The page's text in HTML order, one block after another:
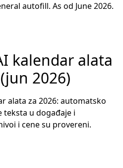
autofill. As od June 2026.
kalendar alata
2026)
alata za 2026: automatsko
teksta u događaje i
i cene su provereni.